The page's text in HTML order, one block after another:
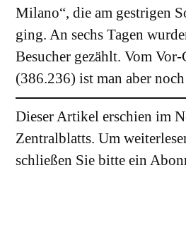
Milano“, die am gestrigen
ging. An sechs Tagen
Besucher gezählt. Vom
(386.236) ist man aber
Dieser Artikel erschien im
Zentralblatts. Um
schließen Sie bitte ein